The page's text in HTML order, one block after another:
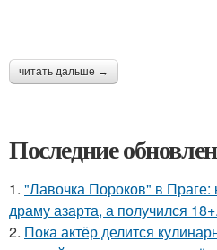
читать дальше →
Последние
1. "Лавочка Пороков" в Праге:
драму азарта, а получился 18+.
2. Пока актёр делится